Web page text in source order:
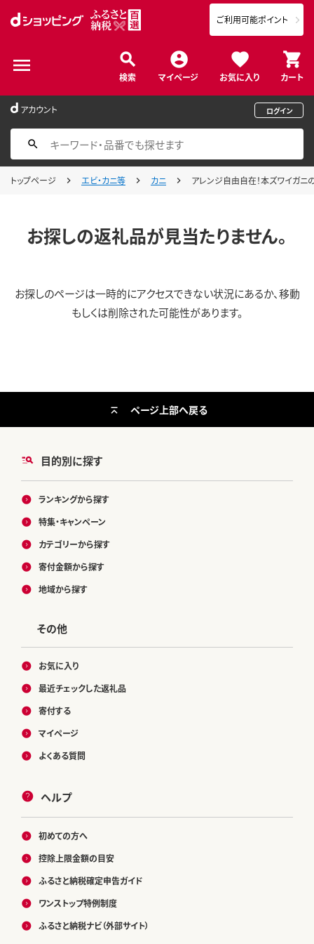
検索 マイページ お気に入り カート
ご利用可能ポイント
アカウント ログイン
トップページ エビ・カニ等 カニ アレンジ自由自在！本ズワイガニ
お探しの返礼品が見当たりません。
お探しのページは一時的にアクセスできない状況にあるか、移動
もしくは削除された可能性があります。
目的別に探す
ランキングから探す
特集・キャンペーン
カテゴリーから探す
寄付金額から探す
地域から探す
その他
お気に入り
最近チェックした返礼品
寄付する
マイページ
よくある質問
ヘルプ
初めての方へ
控除上限金額の目安
ふるさと納税確定申告ガイド
ワンストップ特例制度
ふるさと納税ナビ（外部サイト）
ページ上部へ戻る